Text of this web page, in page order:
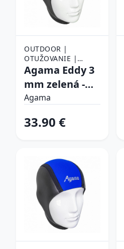
OUTDOOR |
OTUŽOVANIE |
OBLEČENIE NA
OTUŽOVANIE |
ČIAPKY NA
OTUŽOVANIE
Agama Eddy 3
mm zelená -
S/M (50-56)
Agama
33.90 €